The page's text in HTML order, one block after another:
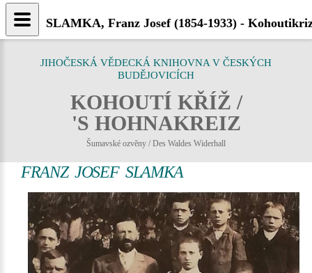
JIHOČESKÁ VĚDECKÁ KNIHOVNA V ČESKÝCH
BUDĚJOVICÍCH
KOHOUTÍ KŘÍŽ /
'S HOHNAKREIZ
Šumavské ozvěny / Des Waldes Widerhall
FRANZ JOSEF SLAMKA
SLAMKA, Franz Josef (1854-1933) -